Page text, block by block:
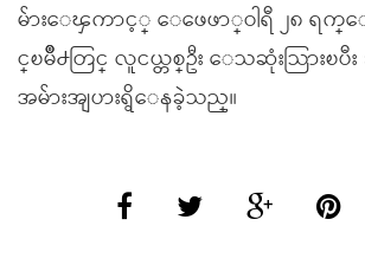
မ်ားေၾကာင့္ ေဖေဖာ္ဝါရီ ၂၈ ရက္
င္ၿမိဳ႕တြင္ လူငယ္တစ္ဦး ေသဆုံးသြားၿ
အမ်ားအျပားရွိေနခဲ့သည္။